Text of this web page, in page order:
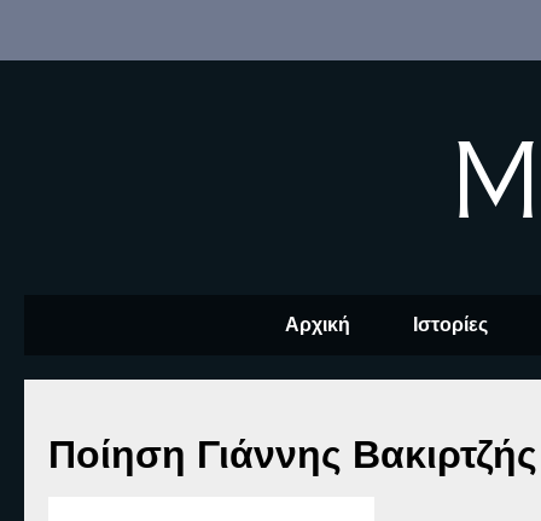
Αρχική Ιστορίες
Ποίηση Γιάννης